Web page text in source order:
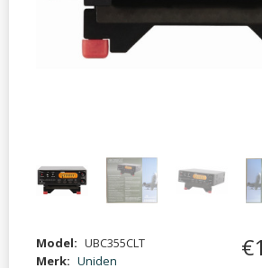
Model: UBC355CLT
Merk: Uniden
€